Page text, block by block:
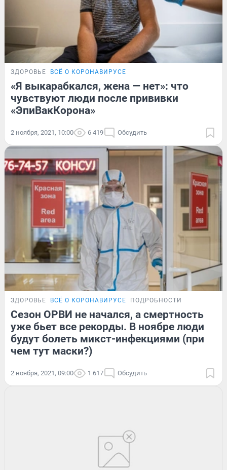
ЗДОРОВЬЕ ВСЁ О КОРОНАВИРУСЕ
«Я выкарабкался, жена — нет»: что
чувствуют люди после прививки
«ЭпиВакКорона»
2 ноября, 2021, 10:00 6 419 Обсудить
ЗДОРОВЬЕ ВСЁ О КОРОНАВИРУСЕ ПОДРОБНОСТИ
Сезон ОРВИ не начался, а смертность
уже бьет все рекорды. В ноябре люди
будут болеть микст-инфекциями (при
чем тут маски?)
2 ноября, 2021, 09:00 1 617 Обсудить